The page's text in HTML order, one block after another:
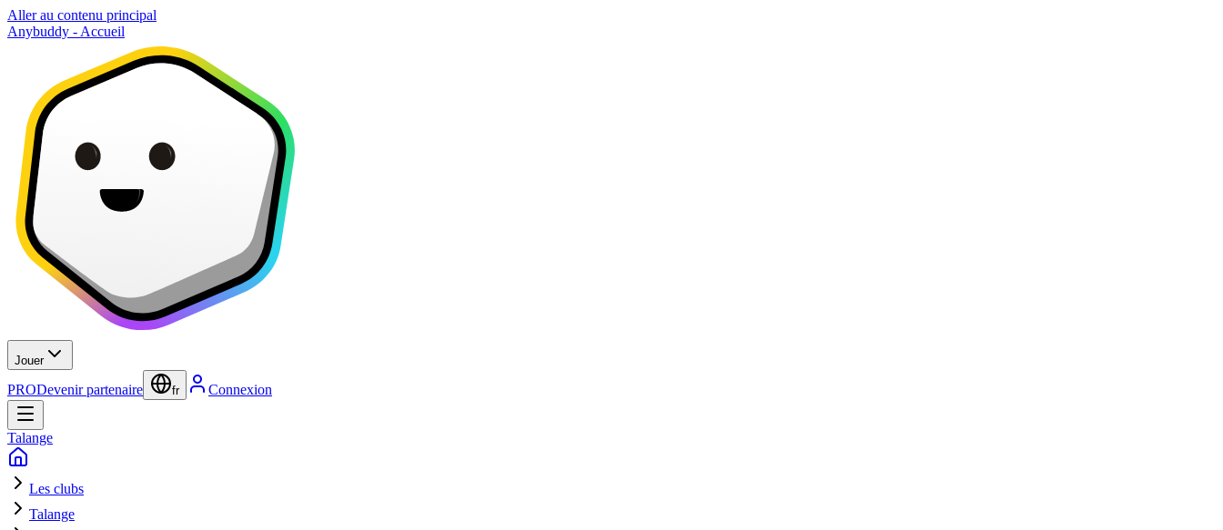
Aller au contenu principal
Anybuddy - Accueil
Jouer
PRODevenir partenaire fr Connexion
Talange
Les clubs
Talange